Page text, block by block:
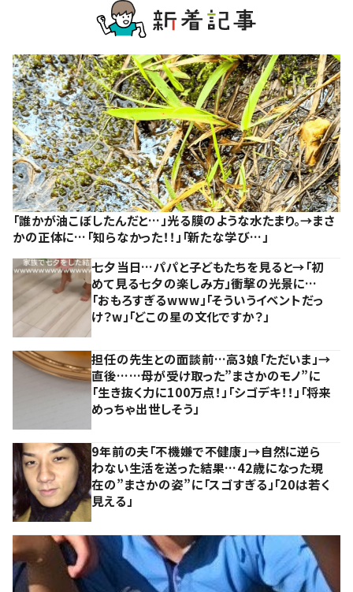
「誰かが油こぼしたんだと…」光る膜のような水たまり。→まさ
かの正体に…「知らなかった！！」「新たな学び…」
七夕当日…パパと子どもたちを見ると→「初
めて見る七夕の楽しみ方」衝撃の光景に…
「おもろすぎるwww」「そういうイベントだっ
け？w」「どこの星の文化ですか？」
担任の先生との面談前…高3娘「ただいま」→
直後……母が受け取った”まさかのモノ”に
「生き抜く力に100万点！」「シゴデキ！！」「将来
めっちゃ出世しそう」
9年前の夫「不機嫌で不健康」→自然に逆ら
わない生活を送った結果…42歳になった現
在の”まさかの姿”に「スゴすぎる」「20は若く
見える」